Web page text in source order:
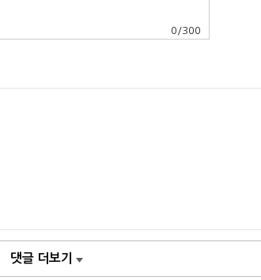
0 /300
댓글 더보기